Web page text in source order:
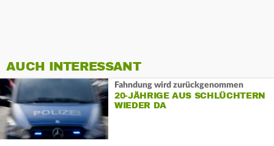
AUCH INTERESSANT
Fahndung wird zurückgenommen
20-JÄHRIGE AUS SCHLÜCHTERN
WIEDER DA